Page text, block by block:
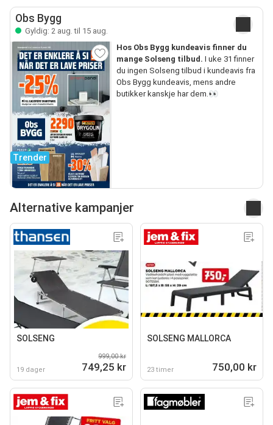
Obs Bygg
Gyldig: 2 aug. til 15 aug.
Trender
Hos Obs Bygg kundeavis finner du
mange Solseng tilbud. I uke 31 finner
du ingen Solseng tilbud i kundeavis fra
Obs Bygg kundeavis, mens andre
butikker kanskje har dem.👀
Alternative kampanjer
SOLSENG
19 dager
999,00 kr
749,25 kr
SOLSENG MALLORCA
23 timer 750,00 kr